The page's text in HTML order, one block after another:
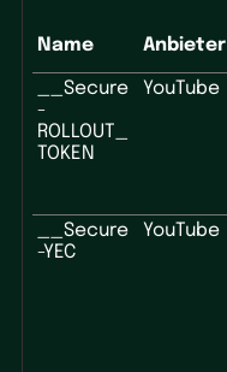
Name Anbieter
__Secure
-
ROLLOUT_
TOKEN
YouTube
__Secure
-YEC
YouTube